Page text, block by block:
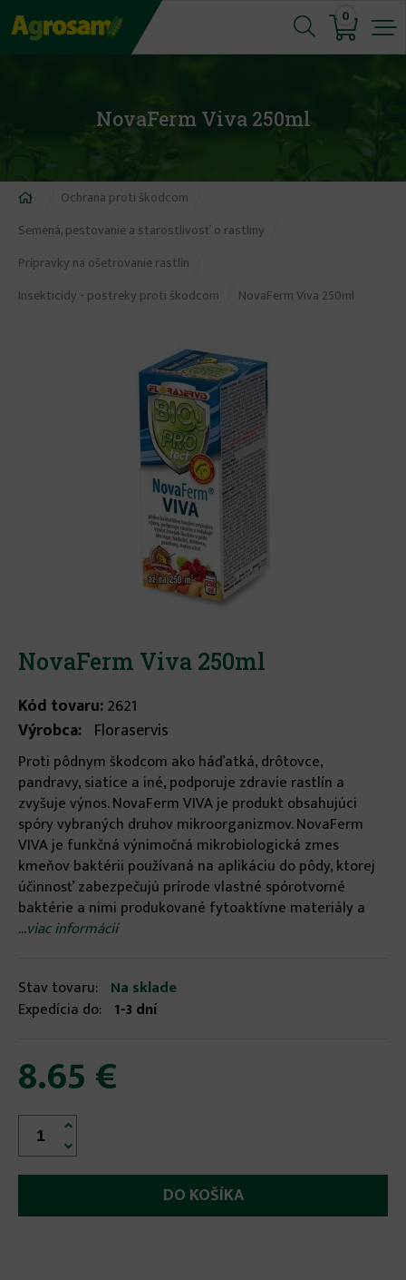
Jump
to
0
NovaFerm Viva 250ml
Nachádzate
sa
tu
Ochrana proti škodcom
Semená, pestovanie a starostlivosť o rastliny
Prípravky na ošetrovanie rastlín
Insekticídy - postreky proti škodcom
NovaFerm Viva 250ml
NovaFerm Viva 250ml
Kód tovaru:2621
Výrobca: Floraservis
Proti pôdnym škodcom ako háďatká, drôtovce,
pandravy, siatice a iné, podporuje zdravie rastlín a
zvyšuje výnos. NovaFerm VIVA je produkt obsahujúci
spóry vybraných druhov mikroorganizmov. NovaFerm
VIVA je funkčná výnimočná mikrobiologická zmes
kmeňov baktérii používaná na aplikáciu do pôdy, ktorej
účinnosť zabezpečujú prírode vlastné spórotvorné
baktérie a nimi produkované fytoaktívne materiály a
...viac informácií
Stav tovaru: Na sklade
Expedícia do: 1-3 dní
8.65 €

